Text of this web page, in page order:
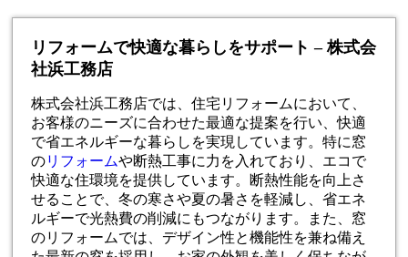
リフォームで快適な暮らしをサポート – 株式会
社浜工務店
株式会社浜工務店では、住宅リフォームにおいて、
お客様のニーズに合わせた最適な提案を行い、快適
で省エネルギーな暮らしを実現しています。特に窓
のリフォームや断熱工事に力を入れており、エコで
快適な住環境を提供しています。断熱性能を向上さ
せることで、冬の寒さや夏の暑さを軽減し、省エネ
ルギーで光熱費の削減にもつながります。また、窓
のリフォームでは、デザイン性と機能性を兼ね備え